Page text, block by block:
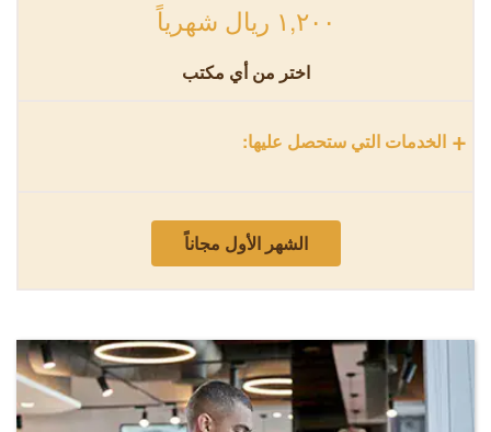
١,٢٠٠ ريال شهرياً
اختر من أي مكتب
الخدمات التي ستحصل عليها: +
الشهر الأول مجاناً